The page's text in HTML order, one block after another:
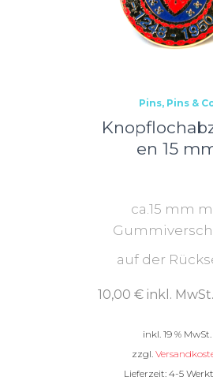
Pins Pins &
en 15
ca.15 mm
auf der
10,00 € inkl. MwSt.
inkl. 19 % MwSt.
zzgl.
Lieferzeit: 4-5